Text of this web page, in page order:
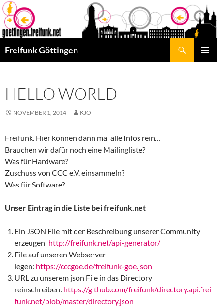
Skip
to
content
Freifunk Göttingen
HELLO WORLD
NOVEMBER 1, 2014 KJO
Freifunk. Hier können dann mal alle Infos rein…
Brauchen wir dafür noch eine Mailingliste?
Was für Hardware?
Zuschuss von CCC e.V. einsammeln?
Was für Software?
Unser Eintrag in die Liste bei freifunk.net
Ein JSON File mit der Beschreibung unserer Community
erzeugen: http://freifunk.net/api-generator/
File auf unseren Webserver
legen: https://cccgoe.de/freifunk-goe.json
URL zu unserem json File in das Directory
reinschreiben: https://github.com/freifunk/directory.api.frei
funk.net/blob/master/directory.json